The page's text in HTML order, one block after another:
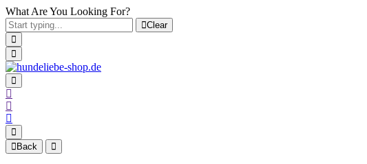
What Are You Looking For?
Clear
Back